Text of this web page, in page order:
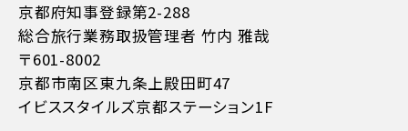
京都府知事登録第2-288
総合旅行業務取扱管理者 竹内 雅哉
〒601-8002
京都市南区東九条上殿田町47
イビススタイルズ京都ステーション1F